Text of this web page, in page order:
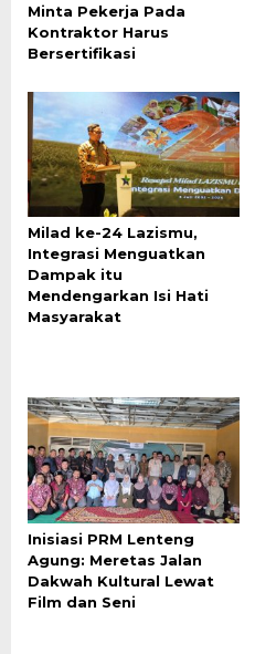
Minta Pekerja Pada
Kontraktor Harus
Bersertifikasi
Milad ke-24 Lazismu,
Integrasi Menguatkan
Dampak itu
Mendengarkan Isi Hati
Masyarakat
Inisiasi PRM Lenteng
Agung: Meretas Jalan
Dakwah Kultural Lewat
Film dan Seni